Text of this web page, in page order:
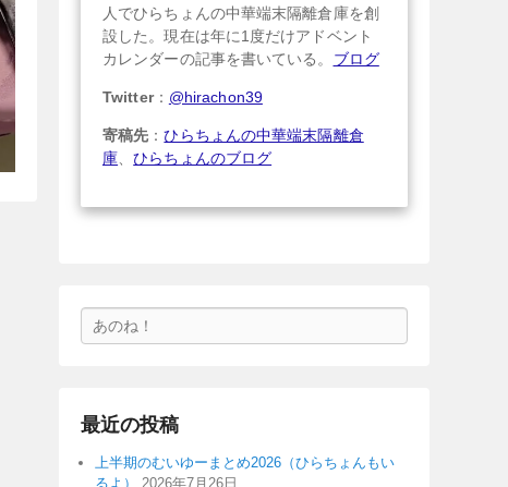
人でひらちょんの中華端末隔離倉庫を創
設した。現在は年に1度だけアドベント
カレンダーの記事を書いている。 ブログ
Twitter： @hirachon39
寄稿先 ：ひらちょんの中華端末隔離倉
庫 、ひらちょんのブログ
索
最近の投稿
上半期のむいゆーまとめ2026（ひらちょんもい
るよ）
2026年7月26日